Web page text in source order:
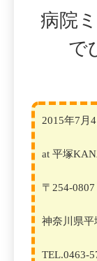
病院
で
2015年7月4
at 平塚
〒254-0807
神奈川県平
TEL.0463-